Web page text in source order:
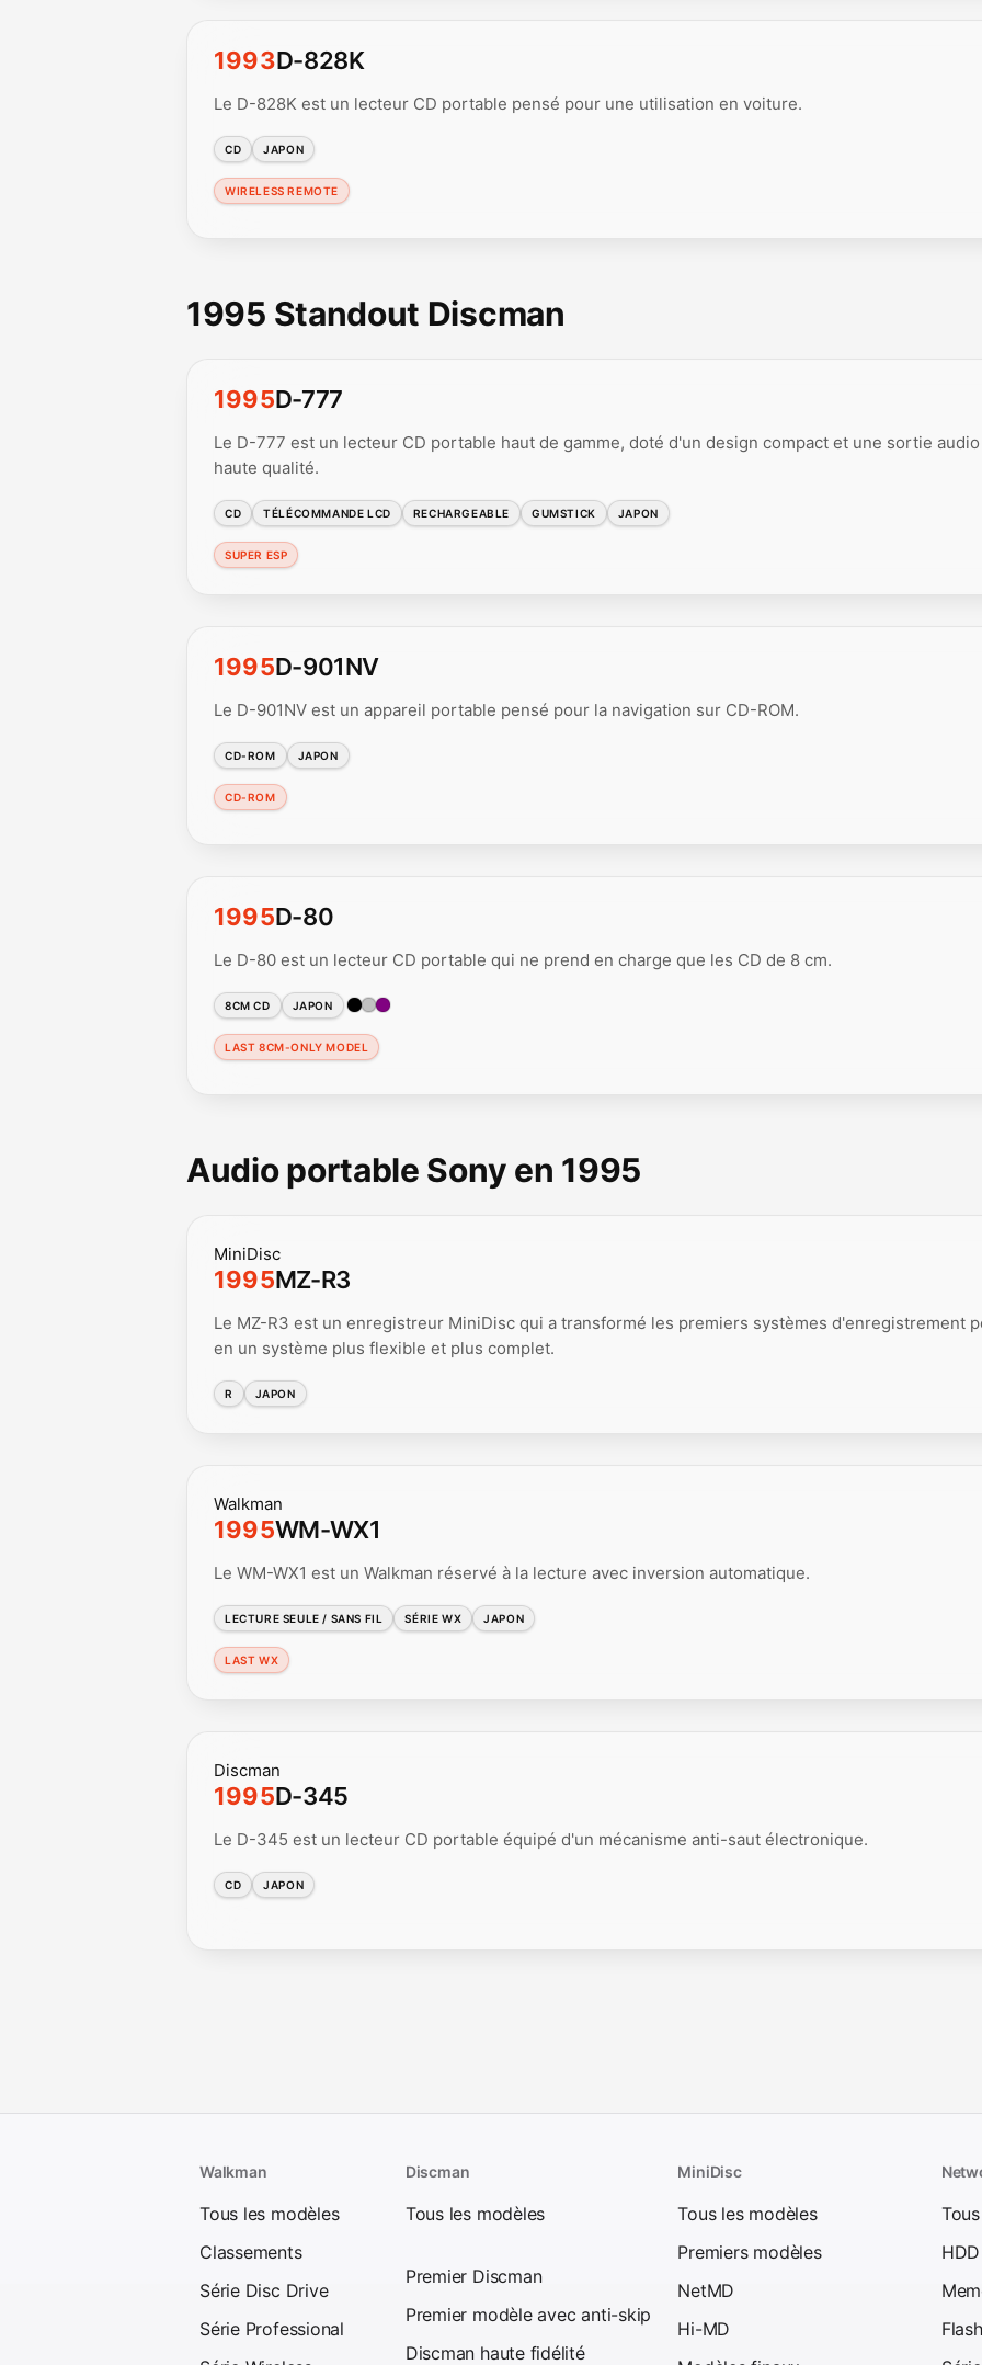
1993D-828K
Le D-828K est un lecteur CD portable pensé pour une utilisation en voiture.
CD JAPON
WIRELESS REMOTE
1995 Standout Discman
1995D-777
Le D-777 est un lecteur CD portable haut de gamme, doté d'un design compact et une sortie
haute qualité.
CD TÉLÉCOMMANDE LCD RECHARGEABLE GUMSTICK JAPON
SUPER ESP
1995D-901NV
Le D-901NV est un appareil portable pensé pour la navigation sur CD-ROM.
CD-ROM JAPON
CD-ROM
1995D-80
Le D-80 est un lecteur CD portable qui ne prend en charge que les CD de 8 cm.
8CM CD JAPON
LAST 8CM-ONLY MODEL
Audio portable Sony en 1995
MiniDisc
1995MZ-R3
Le MZ-R3 est un enregistreur MiniDisc qui a transformé les premiers systèmes d'enregistrement
en un système plus flexible et plus complet.
R JAPON
Walkman
1995WM-WX1
Le WM-WX1 est un Walkman réservé à la lecture avec inversion automatique.
LECTURE SEULE / SANS FIL SÉRIE WX JAPON
LAST WX
Discman
1995D-345
Le D-345 est un lecteur CD portable équipé d'un mécanisme anti-saut électronique.
CD JAPON
Walkman
Tous les modèles
Classements
Série Disc Drive
Série Professional
Discman
Tous les modèles
Premier Discman
Premier modèle avec anti-skip
Discman haute fidélité
MiniDisc
Tous les modèles
Premiers modèles
NetMD
Hi-MD
HDD
Flash